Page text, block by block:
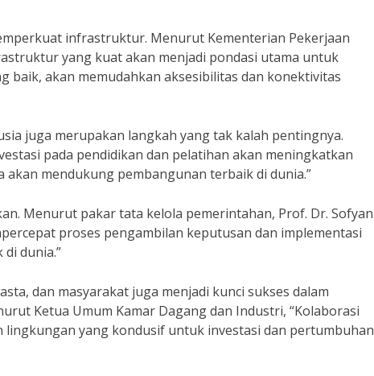
infrastruktur. Menurut Kementerian Pekerjaan
yang kuat akan menjadi pondasi utama untuk
akan memudahkan aksesibilitas dan konektivitas
juga merupakan langkah yang tak kalah pentingnya.
pada pendidikan dan pelatihan akan meningkatkan
mendukung pembangunan terbaik di dunia.”
Menurut pakar tata kelola pemerintahan, Prof. Dr. Sofyan
proses pengambilan keputusan dan implementasi
dunia.”
dan masyarakat juga menjadi kunci sukses dalam
Ketua Umum Kamar Dagang dan Industri, “Kolaborasi
yang kondusif untuk investasi dan pertumbuhan